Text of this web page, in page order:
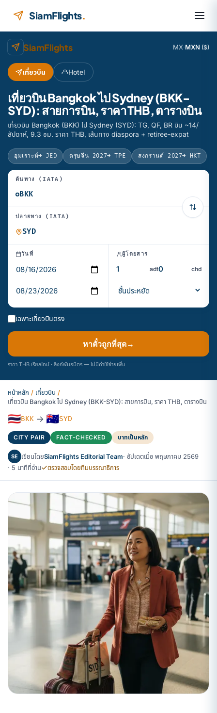
SiamFlights.
SiamFlights MX·MXN ($)
เที่ยวบิน Hotel
เที่ยวบิน Bangkok ไป Sydney (BKK-
SYD): สายการบิน, ราคา THB, ตารางบิน
เที่ยวบิน Bangkok (BKK) ไป Sydney (SYD): TG, QF, BR บิน ~14/
สัปดาห์, 9.3 ชม. ราคา THB, เส้นทาง diaspora + retiree-expat
อุมเราะห์→ JED ตรุษจีน 2027→ TPE สงกรานต์ 2027→ HKT
ต้นทาง (IATA)
ปลายทาง (IATA)
วันที่ ผู้โดยสาร
adt chd
เฉพาะเที่ยวบินตรง
หาตั๋วถูกที่สุด→
ราคา THB เรียลไทม์ · ลิงก์พันธมิตร — ไม่มีค่าใช้จ่ายเพิ่ม
หน้าหลัก / เที่ยวบิน /
เที่ยวบิน Bangkok ไป Sydney (BKK-SYD): สายการบิน, ราคา THB, ตารางบิน
🇹🇭BKK → 🇦🇺SYD
CITY PAIR FACT-CHECKED บาทเป็นหลัก
SE เขียนโดยSiamFlights Editorial Team· อัปเดตเมื่อ พฤษภาคม 2569
· 5 นาทีที่อ่าน
ตรวจสอบโดยทีมบรรณาธิการ